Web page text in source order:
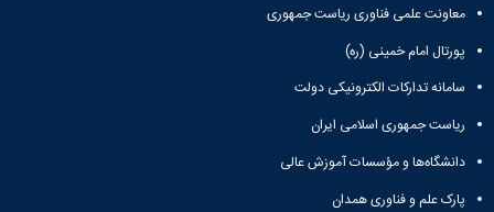
معاونت علمی فناوری ریاست جمهوری
پورتال امام خمینی (ره)
سامانه تدارکات الکترونیکی دولت
ریاست جمهوری اسلامی ایران
دانشگاه‌ها و مؤسسات آموزش عالی
پارک علم و فناوری همدان